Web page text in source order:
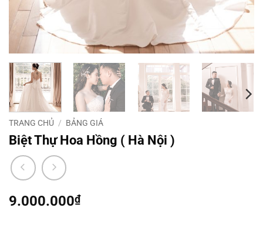
TRANG CHỦ / BẢNG GIÁ
Biệt Thự Hoa Hồng ( Hà Nội )
9.000.000₫